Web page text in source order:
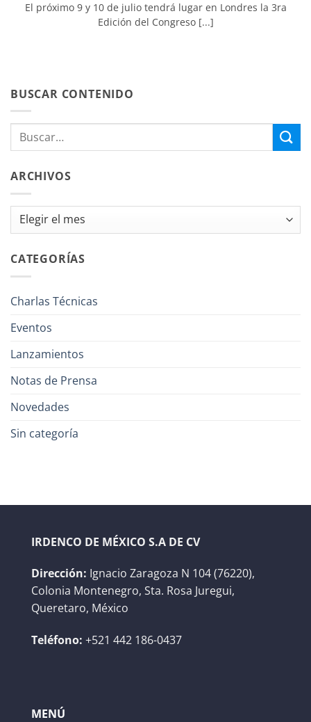
El próximo 9 y 10 de julio tendrá lugar en Londres la 3ra
Edición del Congreso [...]
BUSCAR CONTENIDO
ARCHIVOS
Archivos
CATEGORÍAS
Charlas Técnicas
Eventos
Lanzamientos
Notas de Prensa
Novedades
Sin categoría
IRDENCO DE MÉXICO S.A DE CV
Dirección: Ignacio Zaragoza N 104 (76220),
Colonia Montenegro, Sta. Rosa Juregui,
Queretaro, México
Teléfono: +521 442 186-0437
MENÚ